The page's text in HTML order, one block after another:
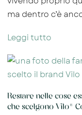
ma dentro c’è
Leggi tutto
Restare nelle cose
che scelgono Vilo®